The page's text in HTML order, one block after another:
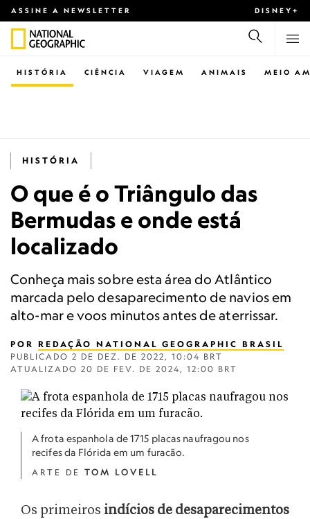
ASSINE A NEWSLETTER DISNEY+
CIÊNCIA VIAGEM ANIMAIS
HISTÓRIA MEIO
HISTÓRIA
O que é o Triângulo das
Bermudas e onde está
localizado
Conheça mais sobre esta área do Atlântico
marcada pelo desaparecimento de navios em
alto-mar e voos minutos antes de aterrissar.
POR REDAÇÃO NATIONAL GEOGRAPHIC BRASIL
PUBLICADO 2 DE DEZ. DE 2022, 10:04 BRT
ATUALIZADO 20 DE FEV. DE 2024, 12:00 BRT
A frota espanhola de 1715 placas naufragou nos
recifes da Flórida em um furacão.
ARTE DE TOM LOVELL
Os primeiros indícios de desaparecimentos